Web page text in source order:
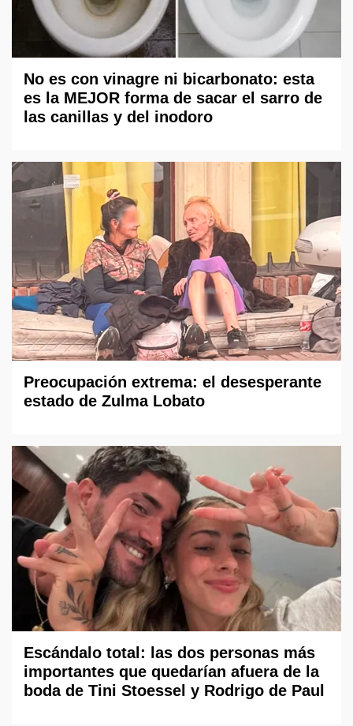
No es con vinagre ni bicarbonato: esta
es la MEJOR forma de sacar el sarro de
las canillas y del inodoro
Preocupación extrema: el desesperante
estado de Zulma Lobato
Escándalo total: las dos personas más
importantes que quedarían afuera de la
boda de Tini Stoessel y Rodrigo de Paul